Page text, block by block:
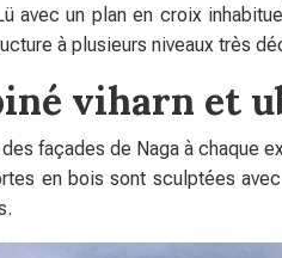
avec un plan en croix
à plusieurs niveaux très
viharn et
façades de Naga à chaque
en bois sont sculptées